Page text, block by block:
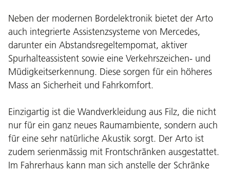
Neben der modernen Bordelektronik bietet der Arto
auch integrierte Assistenzsysteme von Mercedes,
darunter ein Abstandsregeltempomat, aktiver
Spurhalteassistent sowie eine Verkehrszeichen- und
Müdigkeitserkennung. Diese sorgen für ein höheres
Mass an Sicherheit und Fahrkomfort.
Einzigartig ist die Wandverkleidung aus Filz, die nicht
nur für ein ganz neues Raumambiente, sondern auch
für eine sehr natürliche Akustik sorgt. Der Arto ist
zudem serienmässig mit Frontschränken ausgestattet.
Im Fahrerhaus kann man sich anstelle der Schränke